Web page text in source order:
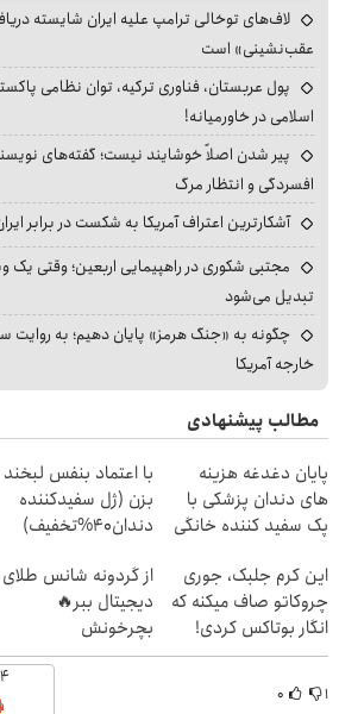
لاف‌های توخالی ترامپ علیه ایران شایسته
عقب‌نشینی» است
پول عربستان، فناوری ترکیه، توان نظامی
اسلامی در خاورمیانه!
پیر شدن اصلاً خوشایند نیست؛ گفته‌های
افسردگی و انتظار مرگ
آشکارترین اعتراف آمریکا به شکست در برابر
مجتبی شکوری در راهپیمایی اربعین؛ وقتی یک
تبدیل می‌شود
چگونه به «جنگ هرمز» پایان دهیم؛ به روایت
خارجه آمریکا
مطالب پیشنهادی
پایان دغدغه هزینه
های دندان پزشکی با
پک سفید کننده خانگی
با اعتماد بنفس لبخند
بزن (ژل سفیدکننده
دندان40%تخفیف)
این کرم جلبک، جوری
چروکاتو صاف میکنه که
انگار بوتاکس کردی!
(تخفیف ویژه)
از گردونه شانس طلای
دیجیتال ببر🔥
بچرخونش
۱ ۰